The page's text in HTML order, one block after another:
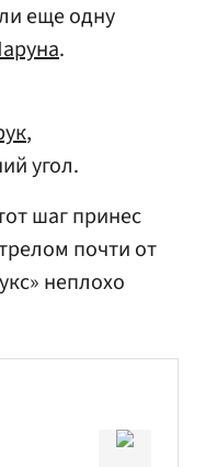
еще одну
.
,
угол.
шаг принес
почти от
неплохо